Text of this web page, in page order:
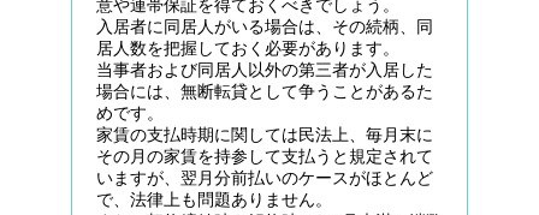
意や連帯保証を得ておくべきでしょう。
入居者に同居人がいる場合は、その続柄、同
居人数を把握しておく必要があります。
当事者および同居人以外の第三者が入居した
場合には、無断転貸として争うことがあるた
めです。
家賃の支払時期に関しては民法上、毎月末に
その月の家賃を持参して支払うと規定されて
いますが、翌月分前払いのケースがほとんど
で、法律上も問題ありません。